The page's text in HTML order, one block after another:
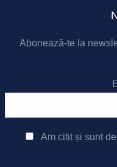
Abonează-te la
Am citit și sunt